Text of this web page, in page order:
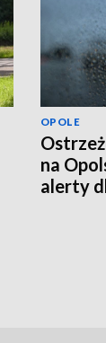
OPOLE
na
alerty